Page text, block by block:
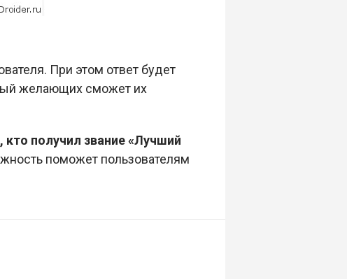
При этом ответ будет
желающих сможет их
получил звание «Лучший
поможет пользователям